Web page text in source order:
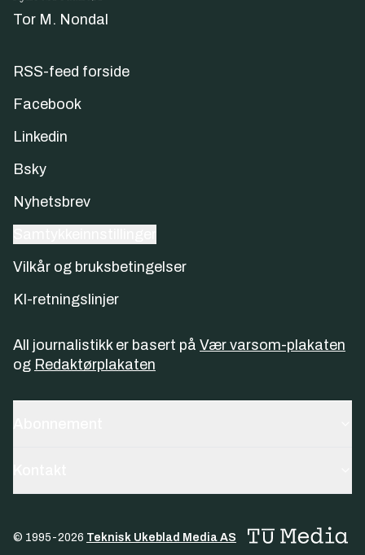
Tor M. Nondal
RSS-feed forside
Facebook
Linkedin
Bsky
Nyhetsbrev
Vilkår og bruksbetingelser
KI-retningslinjer
All journalistikk er basert på Vær varsom-plakaten
og Redaktørplakaten
© 1995-2026 Teknisk Ukeblad Media AS